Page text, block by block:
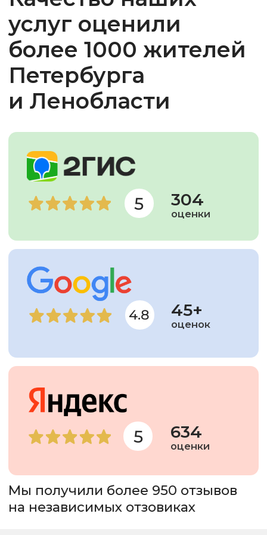
Мы официальный дилер всех
моделей
в каталоге —
вы получите
полную гарантию
Скидка 30% на монтаж
кондиционера у нас
Мы подобрали 16 лучших
кондиционеров
от 30 тыс. ₽ под площадь
от 15 до 45 м²